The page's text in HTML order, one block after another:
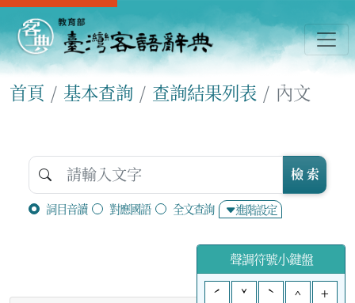
首頁 基本查詢 查詢結果列表 內文
詞目音讀 對應國語 全文查詢 進階設定
檢 索
聲調符號小鍵盤
ˊ
ˇ ˋ ^ +